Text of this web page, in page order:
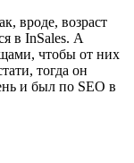
вроде, возраст
в InSales. А
чтобы от них
тогда он
и был по SEO в